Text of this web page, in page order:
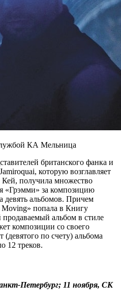
КА Мельница
британского фанка и
которую возглавляет
получила множество
«Грэмми» за композицию
девять альбомов. Причем
попала в Книгу
альбом в стиле
композиции со своего
(девятого по счету) альбома
12 треков.
Петербург; 11 ноября, СК